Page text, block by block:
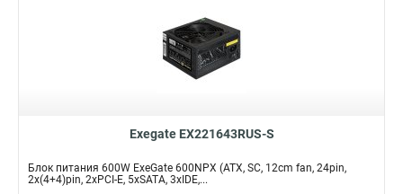
Exegate EX221643RUS-S
Блок питания 600W ExeGate 600NPX (ATX, SC, 12cm fan, 24pin,
2x(4+4)pin, 2xPCI-E, 5xSATA, 3xIDE,...